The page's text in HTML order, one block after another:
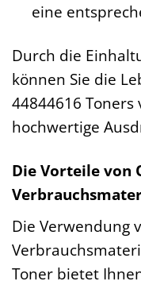
eine
Durch die
können Sie die
44844616
hochwertige
Die Vorteile von
Die Verwendung
Toner bietet